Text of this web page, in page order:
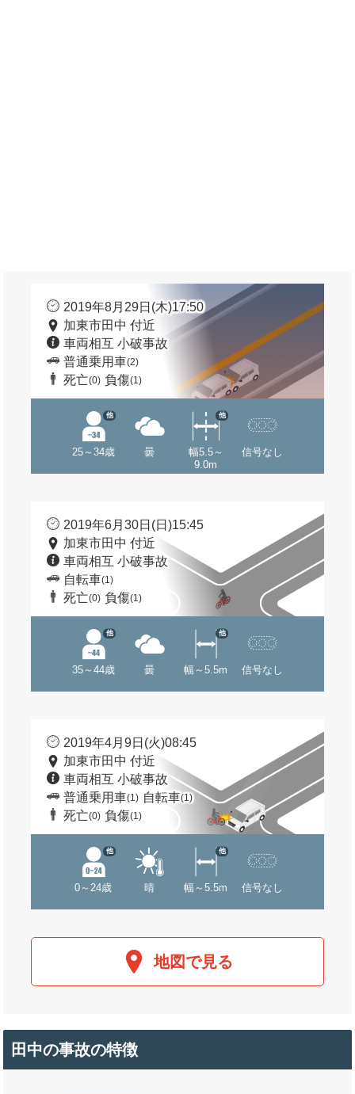
2019年8月29日(木)17:50
加東市田中 付近
車両相互 小破事故
普通乗用車(2)
死亡(0) 負傷(1)
25～34歳
他
曇
幅5.5～
9.0m
他
信号なし
2019年6月30日(日)15:45
加東市田中 付近
車両相互 小破事故
自転車(1)
死亡(0) 負傷(1)
35～44歳
他
曇 幅～5.5m
他
信号なし
2019年4月9日(火)08:45
加東市田中 付近
車両相互 小破事故
普通乗用車(1) 自転車(1)
死亡(0) 負傷(1)
0～24歳
他
晴 幅～5.5m
他
信号なし
地図で見る
田中の事故の特徴